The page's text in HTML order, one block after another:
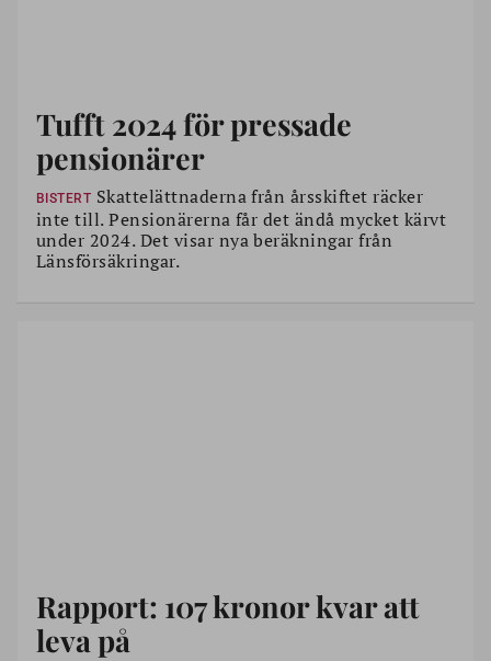
Tufft 2024 för pressade
pensionärer
BISTERT Skattelättnaderna från årsskiftet räcker
inte till. Pensionärerna får det ändå mycket kärvt
under 2024. Det visar nya beräkningar från
Länsförsäkringar.
Rapport: 107 kronor kvar att
leva på